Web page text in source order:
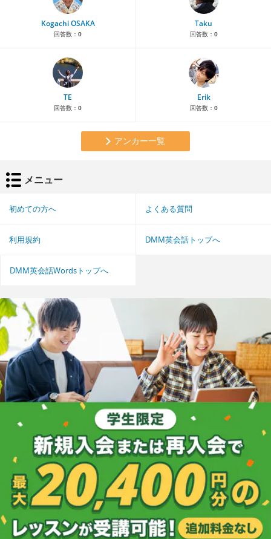
Kogachi OSAKA
回答数： 0
Taku
回答数： 0
TE
回答数： 0
Erik
回答数： 0
アンカー一覧
メニュー
初めての方へ よくある質問
利用規約 DMM英会話トップへ
DMM英会話Wordsトップへ